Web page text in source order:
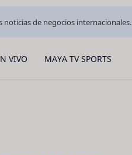
de negocios internacionales.
VIVO MAYA TV SPORTS